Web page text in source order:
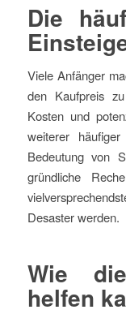
Die
Viele Anfänger
den Kaufpreis
Kosten und
weiterer
Bedeutung von
gründliche
Desaster werden.
Wie
helfen